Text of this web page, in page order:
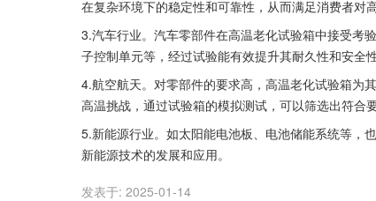
在复杂环境下的稳定性和可靠性，从而满足消费者对
3.汽车行业。汽车零部件在高温老化试验箱中接受考
子控制单元等，经过试验能有效提升其耐久性和安全性
4.航空航天。对零部件的要求高，高温老化试验箱为
高温挑战，通过试验箱的模拟测试，可以筛选出符合
5.新能源行业。如太阳能电池板、电池储能系统等，
新能源技术的发展和应用。
发表于: 2025-01-14